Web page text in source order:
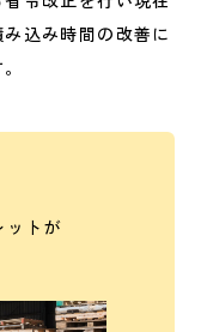
込み時間の改善に
ットが